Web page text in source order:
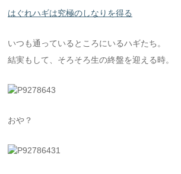
はぐれハギは究極のしなりを得る
いつも通っているところにいるハギたち。
結実もして、そろそろ生の終盤を迎える時。
おや？